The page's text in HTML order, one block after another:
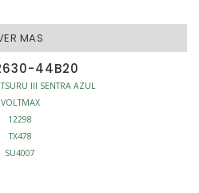
MAS
44B20
III SENTRA AZUL
VOLTMAX
12298
TX478
SU4007